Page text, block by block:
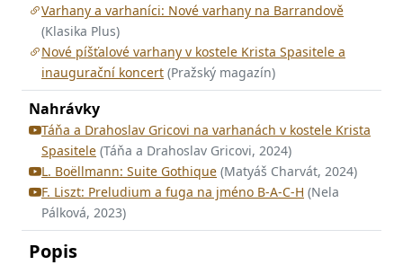
Varhany a varhaníci: Nové varhany na Barrandově
(Klasika Plus)
Nové píšťalové varhany v kostele Krista Spasitele a
inaugurační koncert (Pražský magazín)
Nahrávky
Táňa a Drahoslav Gricovi na varhanách v kostele Krista
Spasitele (Táňa a Drahoslav Gricovi, 2024)
L. Boëllmann: Suite Gothique (Matyáš Charvát, 2024)
F. Liszt: Preludium a fuga na jméno B-A-C-H (Nela
Pálková, 2023)
Popis